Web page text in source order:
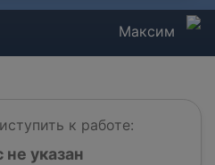
Максим
к работе:
не указан